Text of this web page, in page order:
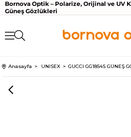
Bornova Optik – Polarize, Orijinal ve UV
Güneş Gözlükleri
Anasayfa UNISEX GUCCI GG1854S GÜNEŞ